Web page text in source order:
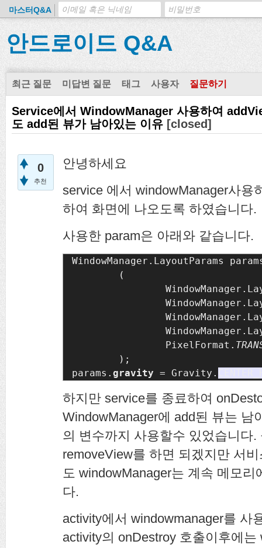
마스터Q&A
안드로이드 Q&A
최근 질문 미답변 질문 태그 사용자 질문하기
Service에서 WindowManager 사용하여
도 add된 뷰가 남아있는 이유 [closed]
0
추천
안녕하세요
service 에서 windowManager사용
하여 화면에 나오도록 하였습니다.
사용한 param은 아래와 같습니다.
WindowManager.LayoutParams
        (
                PixelFormat.
);
params. gravity = Gravity.
하지만 service를 종료하여
WindowManager에 add된 뷰는 남
의 변수까지 사용할수 있었습니다.
removeView를 하면 되겠지만 서
도 windowManager는 계속 메모
다.
activity에서 windowmanager를 사
activity의 onDestroy 호출이후에